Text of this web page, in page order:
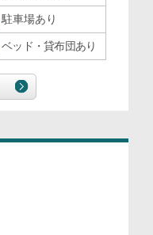
駐車場あり
ベッド・貸布団あり